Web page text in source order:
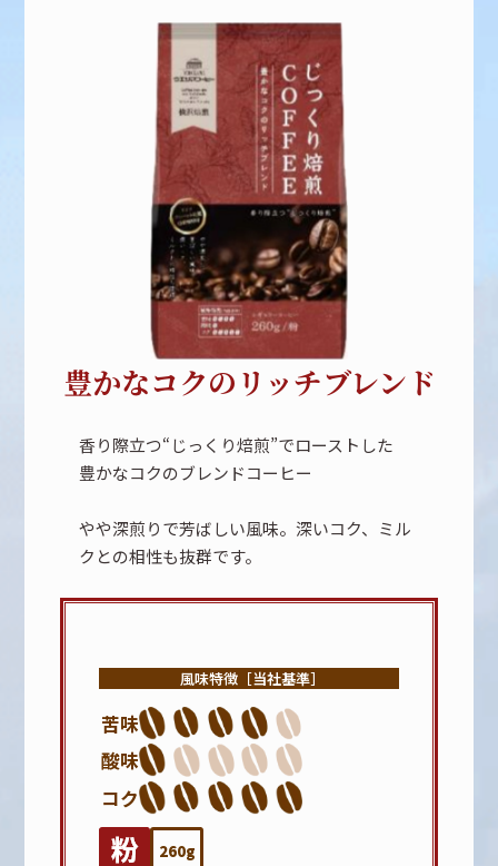
豊かなコクのリッチブレンド
香り際立つ“じっくり焙煎”でローストした
豊かなコクのブレンドコーヒー
やや深煎りで芳ばしい風味。深いコク、ミル
クとの相性も抜群です。
風味特徴［当社基準］
苦味
酸味
コク
260g